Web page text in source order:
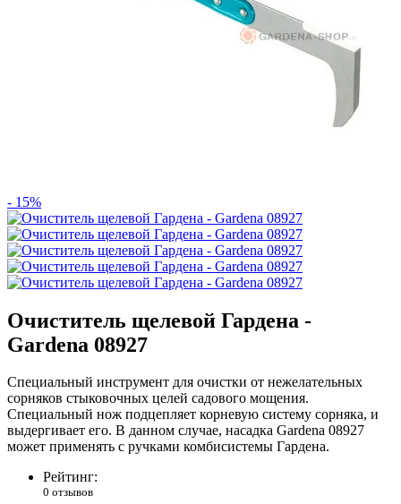
- 15%
Очиститель щелевой Гардена -
Gardena 08927
Специальный инструмент для очистки от нежелательных
сорняков стыковочных целей садового мощения.
Специальный нож подцепляет корневую систему сорняка, и
выдергивает его. В данном случае, насадка Gardena 08927
может применять с ручками комбисистемы Гардена.
Рейтинг:
0 отзывов